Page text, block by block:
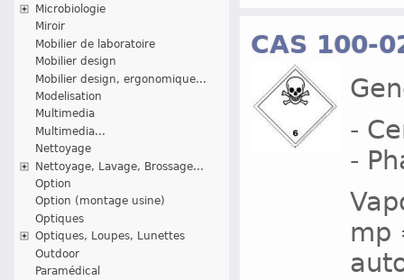
Microbiologie
Miroir
Mobilier de laboratoire
Mobilier design
Mobilier design, ergonomique...
Modelisation
Multimedia
Multimedia...
Nettoyage
Nettoyage, Lavage, Brossage...
Option
Option (montage usine)
Optiques
Optiques, Loupes, Lunettes
Outdoor
Paramédical
CAS 100-
-
-
mp